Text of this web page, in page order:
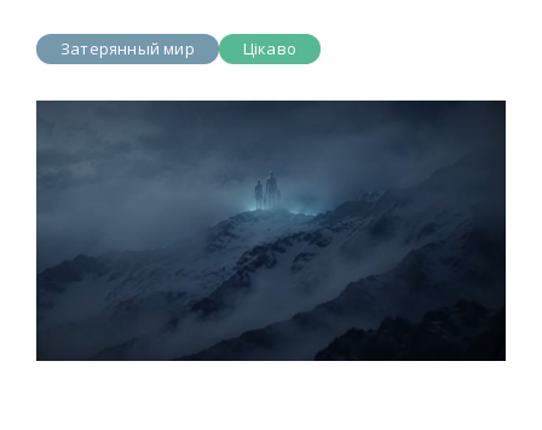
Затерянный мир Цікаво